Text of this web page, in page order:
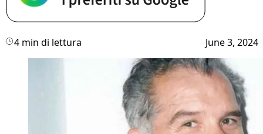
4 min di lettura June 3, 2024